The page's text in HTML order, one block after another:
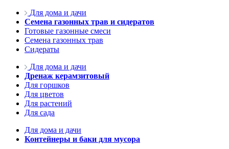
Для дома и дачи
Семена газонных трав и сидератов
Готовые газонные смеси
Семена газонных трав
Сидераты
Для дома и дачи
Дренаж керамзитовый
Для горшков
Для цветов
Для растений
Для сада
Для дома и дачи
Контейнеры и баки для мусора